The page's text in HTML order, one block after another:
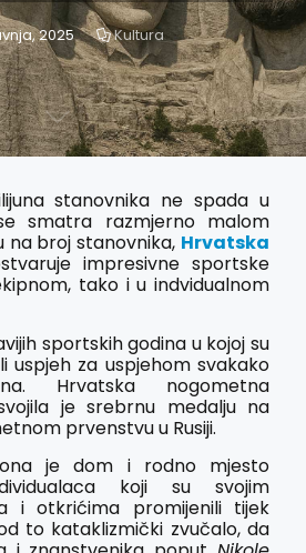
2025 Kultura
stanovnika ne spada u
smatra razmjerno malom
na broj stanovnika, Hrvatska
impresivne sportske
tako i u indvidualnom
sportskih godina u kojoj su
uspjeh za uspjehom svakako
Hrvatska nogometna
je srebrnu medalju na
prvenstvu u Rusiji.
je dom i rodno mjesto
koji su svojim
i otkrićima promijenili tijek
to kataklizmički zvučalo, da